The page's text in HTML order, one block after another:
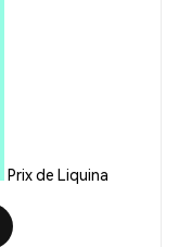
Prix de Liquina